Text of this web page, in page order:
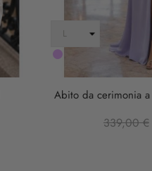
LILLA
Abito da cerimonia
339,00 €